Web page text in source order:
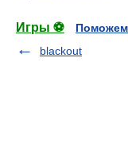
Игры ⚽
blackout